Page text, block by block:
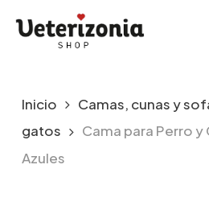
Inicio
Camas, cunas y
gatos
Cama para Perro
Azules